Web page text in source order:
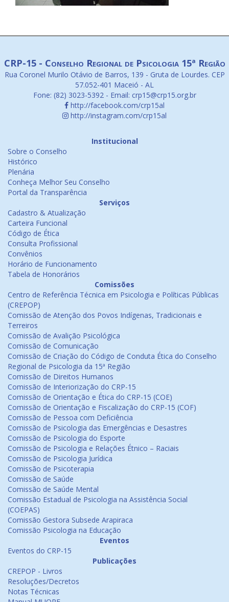
CRP-15 - Conselho Regional de Psicologia 15ª Região
Rua Coronel Murilo Otávio de Barros, 139 - Gruta de Lourdes. CEP
57.052-401 Maceió - AL
Fone: (82) 3023-5392 - Email: crp15@crp15.org.br
http://facebook.com/crp15al
http://instagram.com/crp15al
Institucional
Sobre o Conselho
Histórico
Plenária
Conheça Melhor Seu Conselho
Portal da Transparência
Serviços
Cadastro & Atualização
Carteira Funcional
Código de Ética
Consulta Profissional
Convênios
Horário de Funcionamento
Tabela de Honorários
Comissões
Centro de Referência Técnica em Psicologia e Políticas Públicas
(CREPOP)
Comissão de Atenção dos Povos Indígenas, Tradicionais e
Terreiros
Comissão de Avalição Psicológica
Comissão de Comunicação
Comissão de Criação do Código de Conduta Ética do Conselho
Regional de Psicologia da 15ª Região
Comissão de Direitos Humanos
Comissão de Interiorização do CRP-15
Comissão de Orientação e Ética do CRP-15 (COE)
Comissão de Orientação e Fiscalização do CRP-15 (COF)
Comissão de Pessoa com Deficiência
Comissão de Psicologia das Emergências e Desastres
Comissão de Psicologia do Esporte
Comissão de Psicologia e Relações Étnico – Raciais
Comissão de Psicologia Jurídica
Comissão de Psicoterapia
Comissão de Saúde
Comissão de Saúde Mental
Comissão Estadual de Psicologia na Assistência Social
(COEPAS)
Comissão Gestora Subsede Arapiraca
Comissão Psicologia na Educação
Eventos
Eventos do CRP-15
Publicações
CREPOP - Livros
Resoluções/Decretos
Notas Técnicas